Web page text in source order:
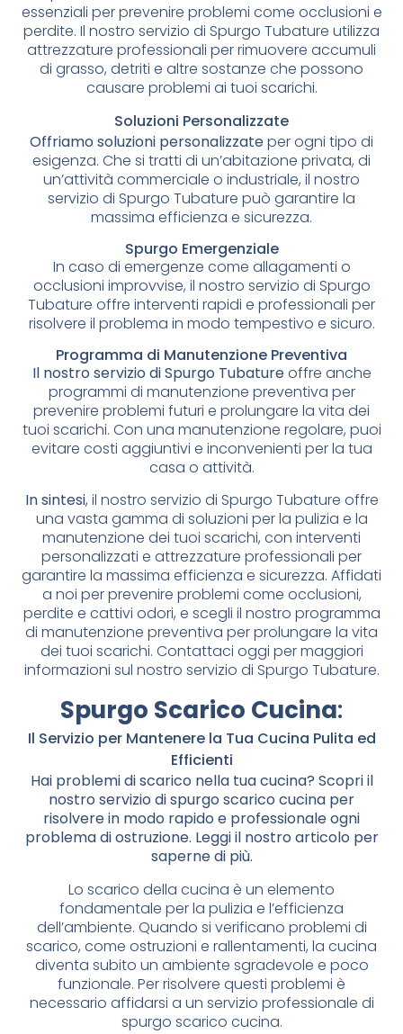
essenziali per prevenire problemi come occlusioni e
perdite. Il nostro servizio di Spurgo Tubature utilizza
attrezzature professionali per rimuovere accumuli
di grasso, detriti e altre sostanze che possono
causare problemi ai tuoi scarichi.
Soluzioni Personalizzate
Offriamo soluzioni personalizzateper ogni tipo di
esigenza. Che si tratti di un’abitazione privata, di
un’attività commerciale o industriale, il nostro
servizio di Spurgo Tubature può garantire la
massima efficienza e sicurezza.
Spurgo Emergenziale
In caso di emergenze come allagamenti o
occlusioni improvvise, il nostro servizio di Spurgo
Tubature offre interventi rapidi e professionali per
risolvere il problema in modo tempestivo e sicuro.
Programma di Manutenzione Preventiva
Il nostro servizio di Spurgo Tubatureoffre anche
programmi di manutenzione preventiva per
prevenire problemi futuri e prolungare la vita dei
tuoi scarichi. Con una manutenzione regolare, puoi
evitare costi aggiuntivi e inconvenienti per la tua
casa o attività.
In sintesi, il nostro servizio di Spurgo Tubature offre
una vasta gamma di soluzioni per la pulizia e la
manutenzione dei tuoi scarichi, con interventi
personalizzati e attrezzature professionali per
garantire la massima efficienza e sicurezza. Affidati
a noi per prevenire problemi come occlusioni,
perdite e cattivi odori, e scegli il nostro programma
di manutenzione preventiva per prolungare la vita
dei tuoi scarichi. Contattaci oggi per maggiori
informazioni sul nostro servizio di Spurgo Tubature.
Spurgo Scarico Cucina:
Il Servizio per Mantenere la Tua Cucina Pulita ed
Efficienti
Hai problemi di scarico nella tua cucina? Scopri il
nostro servizio di spurgo scarico cucina per
risolvere in modo rapido e professionale ogni
problema di ostruzione. Leggi il nostro articolo per
saperne di più.
Lo scarico della cucina è un elemento
fondamentale per la pulizia e l’efficienza
dell’ambiente. Quando si verificano problemi di
scarico, come ostruzioni e rallentamenti, la cucina
diventa subito un ambiente sgradevole e poco
funzionale. Per risolvere questi problemi è
necessario affidarsi a un servizio professionale di
spurgo scarico cucina.